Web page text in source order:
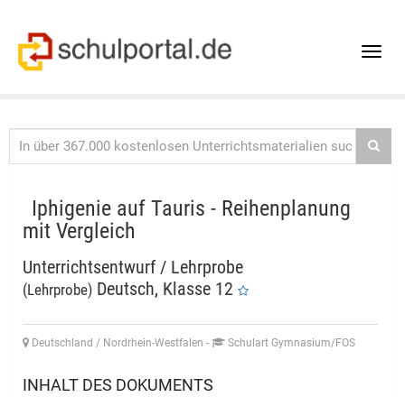
Toggle
Iphigenie auf Tauris - Reihenplanung
mit Vergleich
Unterrichtsentwurf / Lehrprobe
(Lehrprobe) Deutsch, Klasse 12
Deutschland / Nordrhein-Westfalen - Schulart Gymnasium/FOS
INHALT DES DOKUMENTS